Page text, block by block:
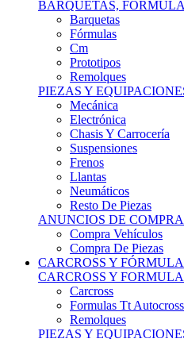
Fórmulas
Cm
Prototipos
Remolques
PIEZAS Y EQUIPACIONES
Mecánica
Electrónica
Chasis Y Carrocería
Suspensiones
Frenos
Llantas
Neumáticos
Resto De Piezas
ANUNCIOS DE COMPRA
Compra Vehículos
Compra De Piezas
CARCROSS Y FÓRMULAS
CARCROSS Y
Carcross
Formulas Tt Autocross
Remolques
PIEZAS Y EQUIPACIONES
Mecanica